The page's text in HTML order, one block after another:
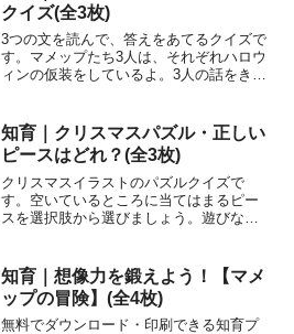
クイズ(全3枚)
3つの文を読んで、答えをあてるクイズで
す。マメップたち3人は、それぞれハロウ
ィンの仮装をしているよ。3人の話をきい
知育｜クリスマスパズル・正しい
ピースはどれ？(全3枚)
クリスマスイラストのパズルクイズで
す。空いているところに当てはまるピー
スを選択肢から選びましょう。遊びなが
知育｜想像力を鍛えよう！【マメ
ップの冒険】(全4枚)
無料でダウンロード・印刷できる知育プ